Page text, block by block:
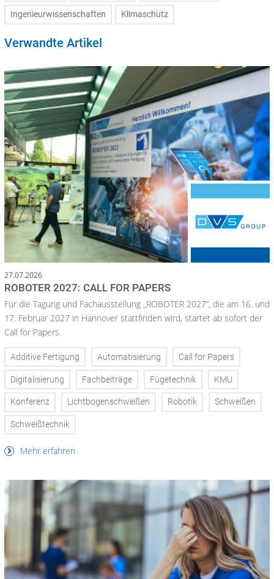
Ingenieurwissenschaften Klimaschutz
Verwandte Artikel
27.07.2026
ROBOTER 2027: CALL FOR PAPERS
Für die Tagung und Fachausstellung „ROBOTER 2027“, die am 16. und
17. Februar 2027 in Hannover stattfinden wird, startet ab sofort der
Call for Papers.
Additive Fertigung Automatisierung Call for Papers
Digitalisierung Fachbeiträge Fügetechnik KMU
Konferenz Lichtbogenschweißen Robotik Schweißen
Schweißtechnik
Mehr erfahren